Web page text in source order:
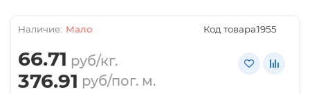
Мало Код товара:1955
66.71 руб/кг.
376.91 руб/пог. м.